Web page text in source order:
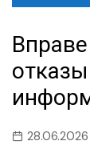
28.06.2026